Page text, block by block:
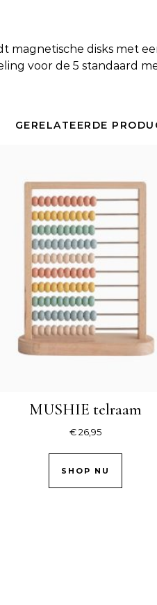
magnetische disks met
voor de 5 standaard
GERELATEERDE
MUSHIE telraam
€26,95
SHOP NU